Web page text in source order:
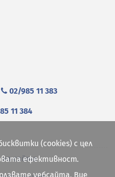
02/985 11 383
11 384
сайта
(cookies) с цел
ефективност.
уебсайта, Вие